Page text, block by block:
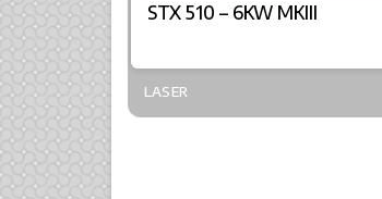
STX 510 – 6KW MKIII
LASER